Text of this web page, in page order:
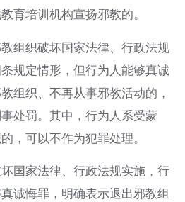
育培训机构宣扬邪教的。
组织破坏国家法律、行政法规
规定情形，但行为人能够真诚
组织、不再从事邪教活动的，
处罚。其中，行为人系受蒙
，可以不作为犯罪处理。
国家法律、行政法规实施，行
诚悔罪，明确表示退出邪教组